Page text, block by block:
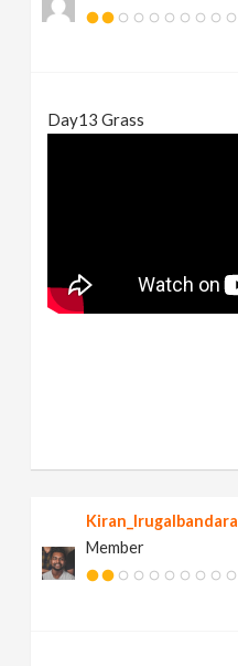
Day13 Grass
Kiran_Irugalbandara
Member